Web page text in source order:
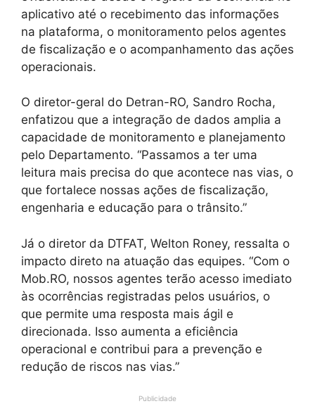
aplicativo até o recebimento das informações
na plataforma, o monitoramento pelos agentes
de fiscalização e o acompanhamento das ações
operacionais.
O diretor-geral do Detran-RO, Sandro Rocha,
enfatizou que a integração de dados amplia a
capacidade de monitoramento e planejamento
pelo Departamento. “Passamos a ter uma
leitura mais precisa do que acontece nas vias, o
que fortalece nossas ações de fiscalização,
engenharia e educação para o trânsito.”
Já o diretor da DTFAT, Welton Roney, ressalta o
impacto direto na atuação das equipes. “Com o
Mob.RO, nossos agentes terão acesso imediato
às ocorrências registradas pelos usuários, o
que permite uma resposta mais ágil e
direcionada. Isso aumenta a eficiência
operacional e contribui para a prevenção e
redução de riscos nas vias.”
Publicidade